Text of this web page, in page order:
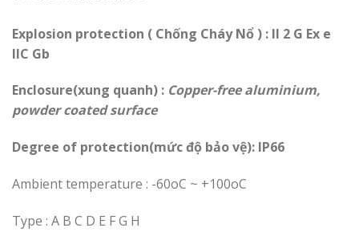
Explosion protection ( Chống Cháy Nổ ) : II 2 G Ex e
IIC Gb
Enclosure(xung quanh) : Copper-free aluminium,
powder coated surface
Degree of protection(mức độ bảo vệ): IP66
Ambient temperature : -60oC ~ +100oC
Type : A B C D E F G H